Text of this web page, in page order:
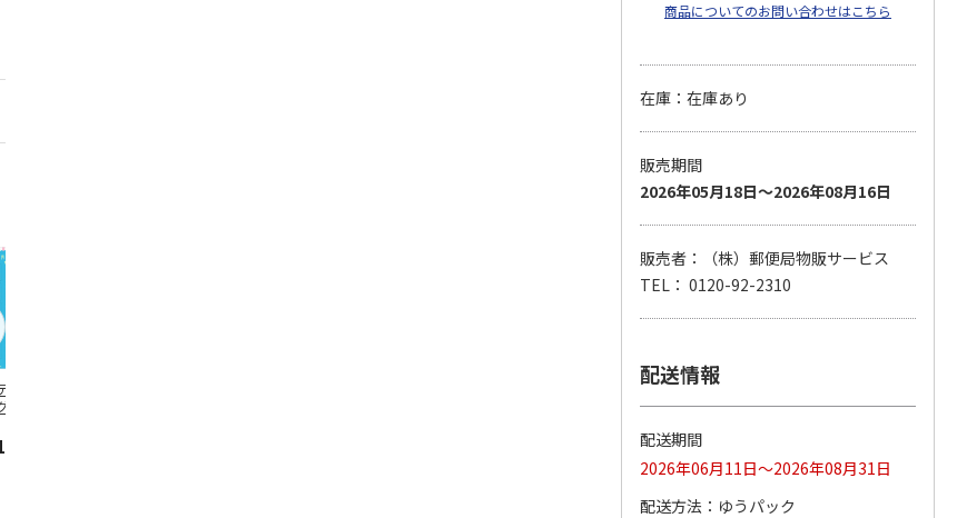
ィング切
リーティ
）
手】ハッピーグリー
【グリーティング切
手】グリーティング
円…
4.8（11）
5,500円
通切手・千鳥（1シ
11,000円
商品についてのお問い合わせはこちら
在庫：在庫あり
販売期間
2026年05月18日～2026年08月16日
販売者：（株）郵便局物販サービス
TEL： 0120-92-2310
配送情報
配送期間
2026年06月11日～2026年08月31日
配送方法
ゆうパック